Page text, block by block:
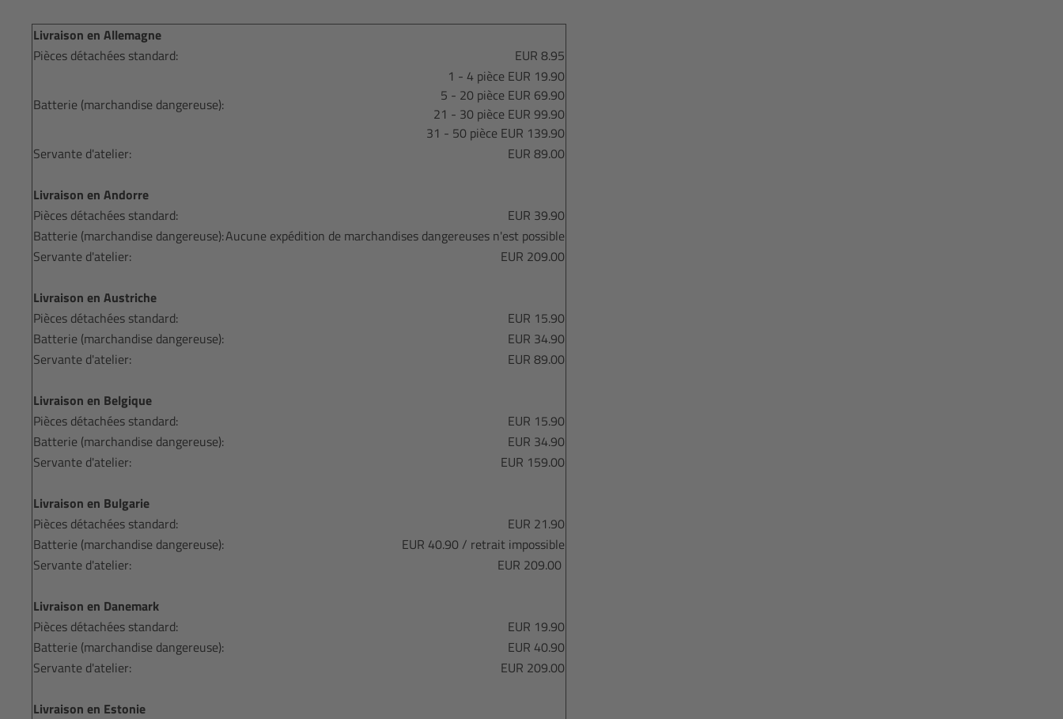
Livraison en Allemagne
Pièces détachées standard:
EUR 8.95
Batterie (marchandise dangereuse):
1 - 4 pièce EUR 19.90
5 - 20 pièce EUR 69.90
21 - 30 pièce EUR 99.90
31 - 50 pièce EUR 139.90
Servante d'atelier:
EUR 89.00
Livraison en Andorre
Pièces détachées standard:
EUR 39.90
Batterie (marchandise dangereuse):Aucune expédition de marchandises dangereuses n'est possible
Servante d'atelier:
EUR 209.00
Livraison en Austriche
Pièces détachées standard:
EUR 15.90
Batterie (marchandise dangereuse):
EUR 34.90
Servante d'atelier:
EUR 89.00
Livraison en Belgique
Pièces détachées standard:
EUR 15.90
Batterie (marchandise dangereuse):
EUR 34.90
Servante d'atelier:
EUR 159.00
Livraison en Bulgarie
Pièces détachées standard:
EUR 21.90
Batterie (marchandise dangereuse):
EUR 40.90 / retrait impossible
Servante d'atelier:
EUR 209.00
Livraison en Danemark
Pièces détachées standard:
EUR 19.90
Batterie (marchandise dangereuse):
EUR 40.90
Servante d'atelier:
EUR 209.00
Livraison en Estonie